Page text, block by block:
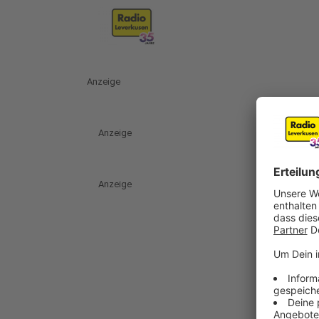
Anzeige
Anzeige
Anzeige